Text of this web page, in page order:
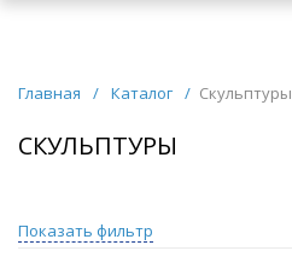
Главная / Каталог / Скульптуры
СКУЛЬПТУРЫ
Показать фильтр